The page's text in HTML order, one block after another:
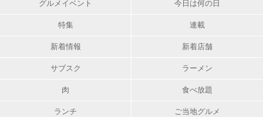
グルメイベント 今日は何の日
特集 連載
新着情報 新着店舗
サブスク ラーメン
肉 食べ放題
ランチ ご当地グルメ